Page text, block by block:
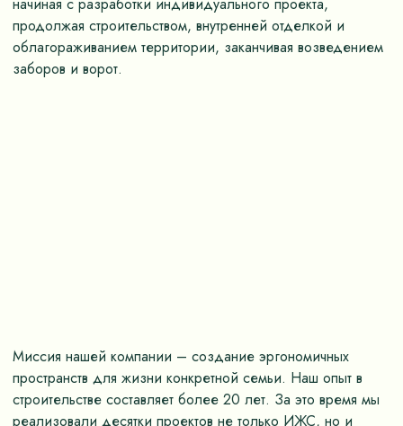
начиная с разработки индивидуального проекта,
продолжая строительством, внутренней отделкой и
облагораживанием территории, заканчивая возведением
заборов и ворот.
Миссия нашей компании – создание эргономичных
пространств для жизни конкретной семьи. Наш опыт в
строительстве составляет более 20 лет. За это время мы
реализовали десятки проектов не только ИЖС, но и